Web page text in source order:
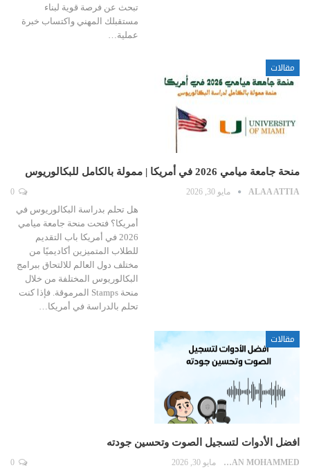
تبحث عن فرصة قوية لبناء
مستقبلك المهني واكتساب خبرة
عملية…
مقالات
منحة جامعة ميامي 2026 في أمريكا | ممولة بالكامل للبكالوريوس
ALAA ATTIA مايو 30, 2026
هل تحلم بدراسة البكالوريوس في
أمريكا؟ فتحت منحة جامعة ميامي
2026 في أمريكا باب التقديم
للطلاب المتميزين أكاديميًا من
مختلف دول العالم للالتحاق ببرامج
البكالوريوس المختلفة من خلال
منحة Stamps المرموقة. فإذا كنت
تحلم بالدراسة في أمريكا…
مقالات
افضل الأدوات لتسجيل الصوت وتحسين جودته
EMAN MOHAMMED مايو 30, 2026